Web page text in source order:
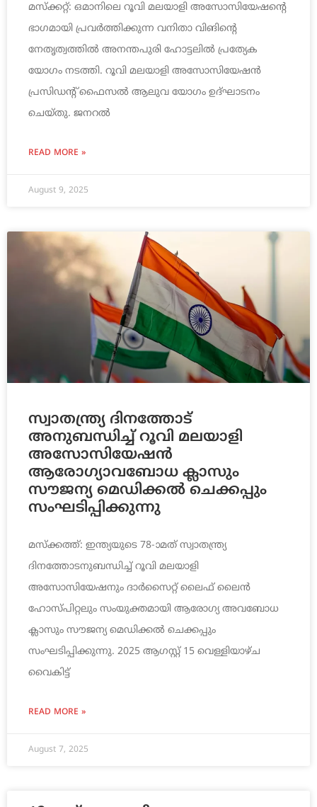
മസ്‌ക്കറ്റ്: ഒമാനിലെ റൂവി മലയാളി അസോസിയേഷന്റെ
ഭാഗമായി പ്രവർത്തിക്കുന്ന വനിതാ വിങിന്റെ
നേതൃത്വത്തിൽ അനന്തപുരി ഹോട്ടലിൽ പ്രത്യേക
യോഗം നടത്തി. റൂവി മലയാളി അസോസിയേഷൻ
പ്രസിഡന്റ് ഫൈസൽ ആലുവ യോഗം ഉദ്ഘാടനം
ചെയ്തു. ജനറൽ
READ MORE »
August 9, 2025
സ്വാതന്ത്ര്യ ദിനത്തോട്
അനുബന്ധിച്ച് റൂവി മലയാളി
അസോസിയേഷൻ
ആരോഗ്യാവബോധ ക്ലാസും
സൗജന്യ മെഡിക്കൽ ചെക്കപ്പും
സംഘടിപ്പിക്കുന്നു
മസ്‌ക്കത്ത്: ഇന്ത്യയുടെ 78-ാമത് സ്വാതന്ത്ര്യ
ദിനത്തോടനുബന്ധിച്ച് റൂവി മലയാളി
അസോസിയേഷനും ദാർസൈറ്റ് ലൈഫ് ലൈൻ
ഹോസ്പിറ്റലും സംയുക്തമായി ആരോഗ്യ അവബോധ
ക്ലാസും സൗജന്യ മെഡിക്കൽ ചെക്കപ്പും
സംഘടിപ്പിക്കുന്നു. 2025 ആഗസ്റ്റ് 15 വെള്ളിയാഴ്ച
വൈകിട്ട്
READ MORE »
August 7, 2025